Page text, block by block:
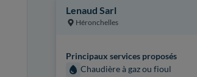
Lenaud Sarl
Héronchelles
Principaux services proposés
Chaudière à gaz ou fioul